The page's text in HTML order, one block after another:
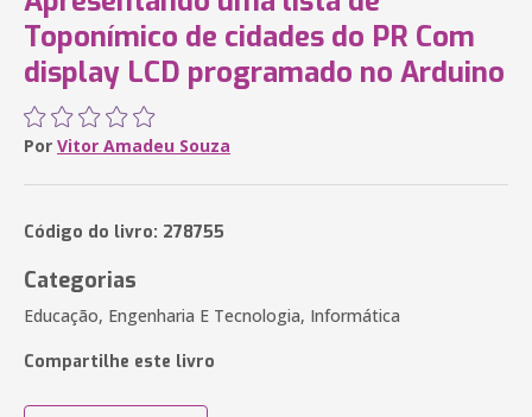
Toponímico de cidades do PR Com
display LCD programado no Arduino
Por Vitor Amadeu Souza
Código do livro: 278755
Categorias
Educação, Engenharia E Tecnologia, Informática
Compartilhe este livro